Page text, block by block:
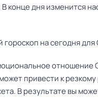
конце дня изменится
гороскоп на сегодня
отношение
привести к
В результате вы